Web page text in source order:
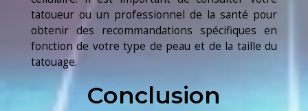
tatoueur ou un professionnel de la santé pour
obtenir des recommandations spécifiques en
fonction de votre type de peau et de la taille du
tatouage.
Conclusion